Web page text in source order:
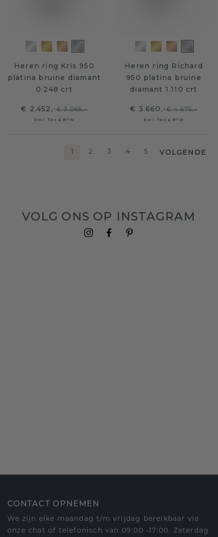
Heren ring Kris 950
platina bruine diamant
0.248 crt
€ 2.452,-€ 3.065,-
Excl. Tax & BTW
Heren ring Richard
950 platina bruine
diamant 1.110 crt
€ 3.660,-€ 4.575,-
Excl. Tax & BTW
1 2 3 4 5 VOLGENDE
VOLG ONS OP INSTAGRAM
CONTACT OPNEMEN
We zijn elke maandag t/m vrijdag bereikbaar via
onze chat of telefonisch van 09:00 -17:00. Zaterdag